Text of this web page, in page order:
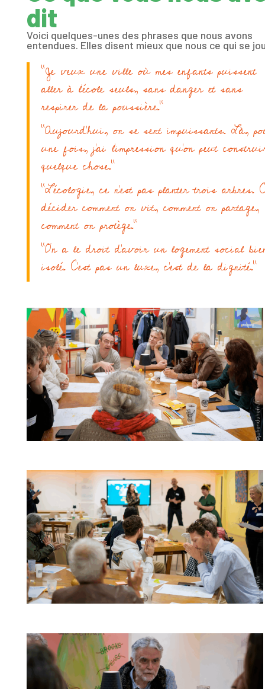
dit
Voici quelques-unes des phrases que nous avons
entendues. Elles disent mieux que nous ce qui se
“Je veux une ville où mes enfants puissent
aller à l’école seuls, sans danger et sans
respirer de la poussière.”
“Aujourd’hui, on se sent impuissants. Là,
une fois, j’ai l’impression qu’on peut
quelque chose.”
“L’écologie, ce n’est pas planter trois arbres.
décider comment on vit, comment on partage,
comment on protège.”
“On a le droit d’avoir un logement social
isolé. C’est pas un luxe, c’est de la dignité.”